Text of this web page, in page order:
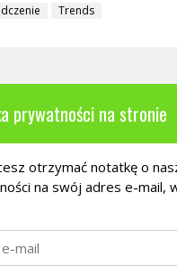
Trends
prywatności na stronie
otrzymać notatkę o
na swój adres e-mail,